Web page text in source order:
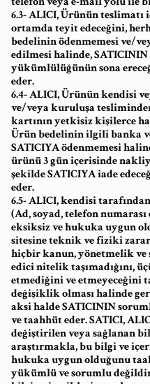
6.3- ALICI, Ürünün
ortamda teyit edeceğini,
bedelinin ödenmemesi ve/
edilmesi halinde,
yükümlülüğünün sona
eder.
6.4- ALICI, Ürünün kendisi
ve/veya kuruluşa
kartının yetkisiz kişilerce
Ürün bedelinin ilgili banka
SATICIYA ödenmemesi
ürünü 3 gün içerisinde
şekilde SATICIYA iade
eder.
6.5- ALICI, kendisi
(Ad, soyad, telefon
eksiksiz ve hukuka uygun
sitesine teknik ve fiziki
hiçbir kanun, yönetmelik ve
edici nitelik taşımadığını,
etmediğini ve etmeyeceğini
değişiklik olması halinde
aksi halde SATICININ
ve taahhüt eder. SATICI,
değiştirilen veya sağlanan
araştırmakla, bu bilgi ve
hukuka uygun olduğunu
yükümlü ve sorumlu